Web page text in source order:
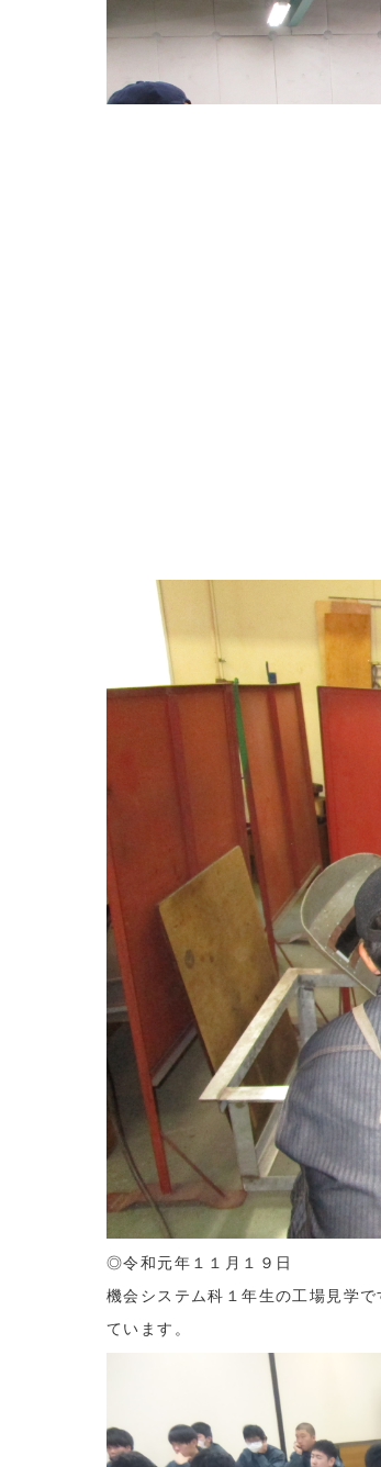
◎令和元年１１月１９日
機会システム科１年生の工場見学
ています。